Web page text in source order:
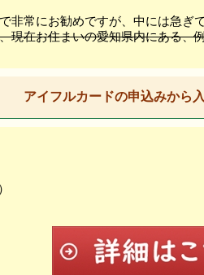
常にお勧めですが、中には急ぎ
現在お住まいの愛知県内にある、
アイフルカードの申込みから